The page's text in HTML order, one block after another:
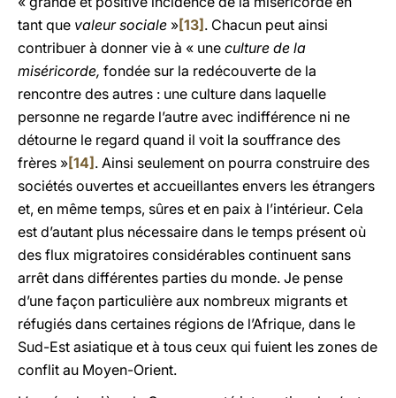
tant que valeur sociale »[13] . Chacun peut ainsi
contribuer à donner vie à « une culture de la
miséricorde, fondée sur la redécouverte de la
rencontre des autres : une culture dans laquelle
personne ne regarde l’autre avec indifférence ni ne
détourne le regard quand il voit la souffrance des
frères »[14] . Ainsi seulement on pourra construire des
sociétés ouvertes et accueillantes envers les étrangers
et, en même temps, sûres et en paix à l’intérieur. Cela
est d’autant plus nécessaire dans le temps présent où
des flux migratoires considérables continuent sans
arrêt dans différentes parties du monde. Je pense
d’une façon particulière aux nombreux migrants et
réfugiés dans certaines régions de l’Afrique, dans le
Sud-Est asiatique et à tous ceux qui fuient les zones de
conflit au Moyen-Orient.